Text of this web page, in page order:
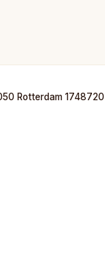
Rotterdam 1748720